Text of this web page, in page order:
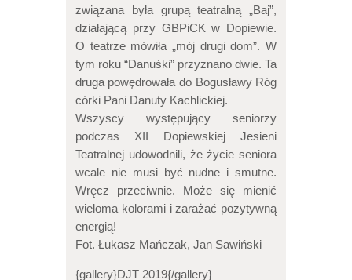
związana była grupą teatralną „Baj”,
działającą przy GBPiCK w Dopiewie.
O teatrze mówiła „mój drugi dom”. W
tym roku “Danuśki” przyznano dwie. Ta
druga powędrowała do Bogusławy Róg
córki Pani Danuty Kachlickiej.
Wszyscy występujący seniorzy
podczas XII Dopiewskiej Jesieni
Teatralnej udowodnili, że życie seniora
wcale nie musi być nudne i smutne.
Wręcz przeciwnie. Może się mienić
wieloma kolorami i zarażać pozytywną
energią!
Fot. Łukasz Mańczak, Jan Sawiński
{gallery}DJT 2019{/gallery}